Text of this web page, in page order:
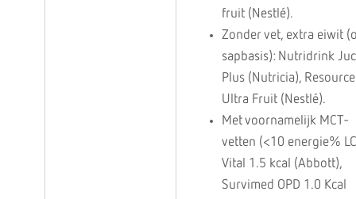
fruit (Nestlé).
Zonder vet, extra eiwit
sapbasis): Nutridrink
Plus (Nutricia), Resource
Ultra Fruit (Nestlé).
Met voornamelijk MCT-
vetten (<10 energie%
Vital 1.5 kcal (Abbott),
Survimed OPD 1.0 Kcal